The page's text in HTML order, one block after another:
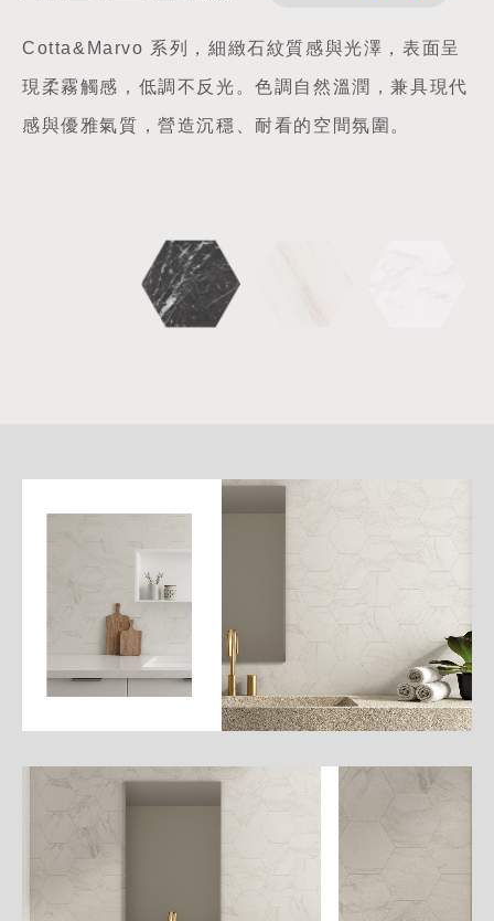
Cotta&Marvo 系列，細緻石紋質感與光澤，表面呈
現柔霧觸感，低調不反光。色調自然溫潤，兼具現代
感與優雅氣質，營造沉穩、耐看的空間氛圍。